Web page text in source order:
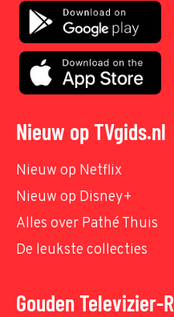
Nieuw op TVgids.nl
Nieuw op Netflix
Nieuw op Disney+
Alles over Pathé Thuis
De leukste collecties
Gouden Televizier-